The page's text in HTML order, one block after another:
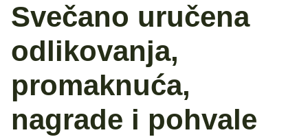
Svečano uručena
odlikovanja,
promaknuća,
nagrade i pohvale